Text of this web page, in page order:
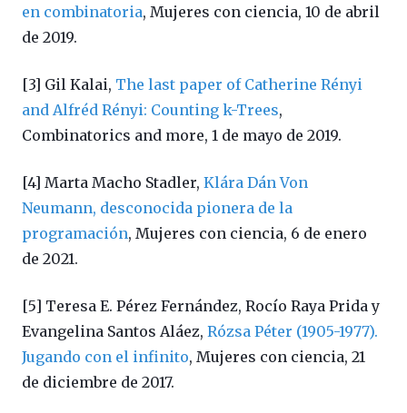
en combinatoria, Mujeres con ciencia, 10 de abril
de 2019.
[3] Gil Kalai, The last paper of Catherine Rényi
and Alfréd Rényi: Counting k-Trees,
Combinatorics and more, 1 de mayo de 2019.
[4] Marta Macho Stadler, Klára Dán Von
Neumann, desconocida pionera de la
programación, Mujeres con ciencia, 6 de enero
de 2021.
[5] Teresa E. Pérez Fernández, Rocío Raya Prida y
Evangelina Santos Aláez, Rózsa Péter (1905-1977).
Jugando con el infinito, Mujeres con ciencia, 21
de diciembre de 2017.